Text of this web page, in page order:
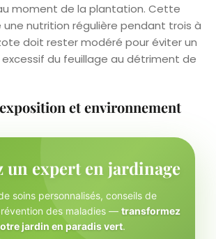
moment de la plantation. Cette
nutrition régulière pendant trois à
doit rester modéré pour éviter un
du feuillage au détriment de
et environnement
un expert en jardinage
soins personnalisés, conseils de
des maladies — transformez
jardin en paradis vert.